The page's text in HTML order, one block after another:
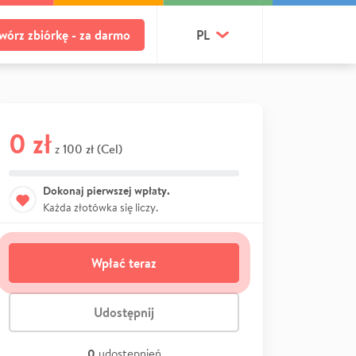
zbiórkę - za darmo PL
0 zł z 100 zł (Cel)
Dokonaj pierwszej wpłaty.
Każda złotówka się liczy.
Wpłać teraz
Udostępnij